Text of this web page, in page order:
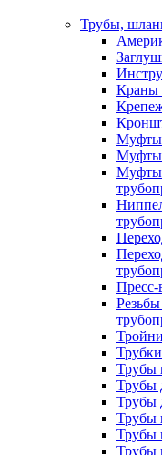
Трубы,
Краны
Муфты
Муфты
Муфты
Пресс-
Трубы
Трубы
Трубы
Трубы
Трубы
Трубы